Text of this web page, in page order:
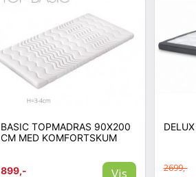
BASIC TOPMADRAS 90X200
CM MED KOMFORTSKUM
899,- Vis
2699,-